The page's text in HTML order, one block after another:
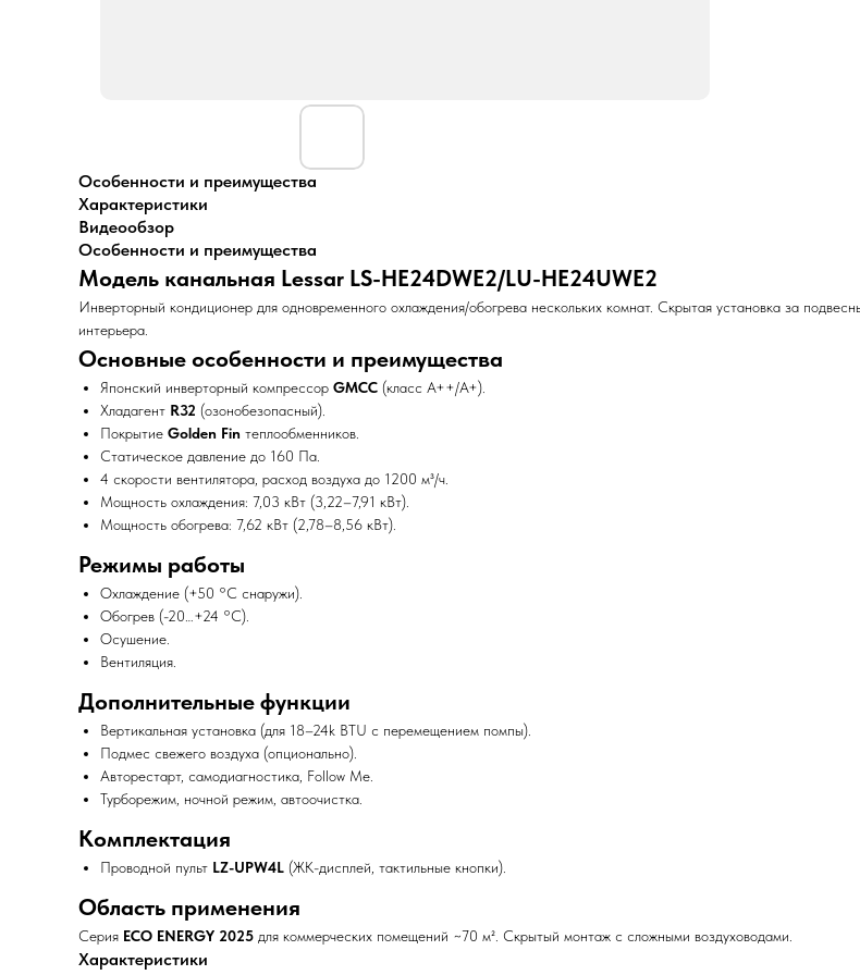
Особенности и преимущества
Характеристики
Видеообзор
Особенности и преимущества
Модель канальная Lessar LS-HE24DWE2/LU-HE24UWE2
Инверторный кондиционер для одновременного охлаждения/обогрева нескольких комнат. Скрытая установка за
интерьера.
Основные особенности и преимущества
Японский инверторный компрессор GMCC (класс A++/A+).
Хладагент R32 (озонобезопасный).
Покрытие Golden Fin теплообменников.
Статическое давление до 160 Па.
4 скорости вентилятора, расход воздуха до 1200 м³/ч.
Мощность охлаждения: 7,03 кВт (3,22–7,91 кВт).
Мощность обогрева: 7,62 кВт (2,78–8,56 кВт).
Режимы работы
Охлаждение (+50 °C снаружи).
Обогрев (-20…+24 °C).
Осушение.
Вентиляция.
Дополнительные функции
Вертикальная установка (для 18–24k BTU с перемещением помпы).
Подмес свежего воздуха (опционально).
Авторестарт, самодиагностика, Follow Me.
Турборежим, ночной режим, автоочистка.
Комплектация
Проводной пульт LZ-UPW4L (ЖК-дисплей, тактильные кнопки).
Область применения
Серия ECO ENERGY 2025 для коммерческих помещений ~70 м². Скрытый монтаж с сложными воздуховодами.
Характеристики